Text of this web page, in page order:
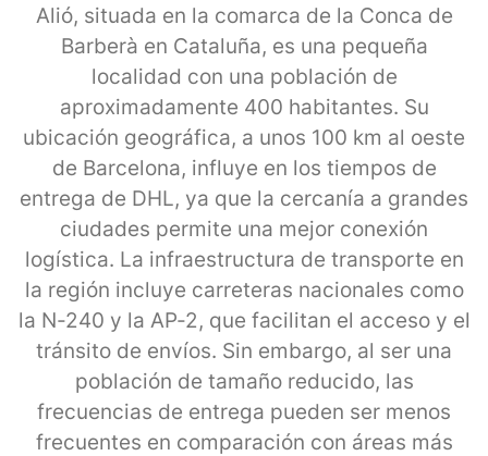
Alió, situada en la comarca de la Conca de
Barberà en Cataluña, es una pequeña
localidad con una población de
aproximadamente 400 habitantes. Su
ubicación geográfica, a unos 100 km al oeste
de Barcelona, influye en los tiempos de
entrega de DHL, ya que la cercanía a grandes
ciudades permite una mejor conexión
logística. La infraestructura de transporte en
la región incluye carreteras nacionales como
la N-240 y la AP-2, que facilitan el acceso y el
tránsito de envíos. Sin embargo, al ser una
población de tamaño reducido, las
frecuencias de entrega pueden ser menos
frecuentes en comparación con áreas más